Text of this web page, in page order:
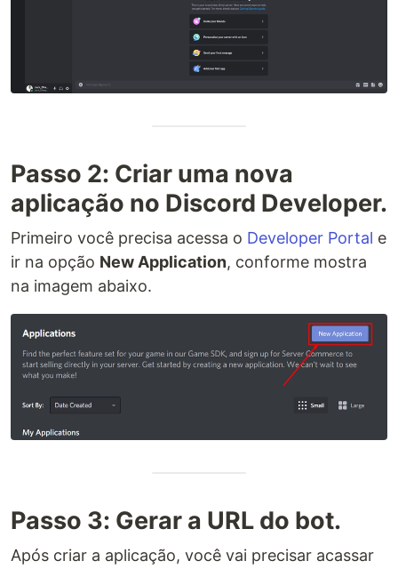
Passo 2: Criar uma nova
aplicação no Discord Developer.
Primeiro você precisa acessa o Developer Portal e
ir na opção New Application, conforme mostra
na imagem abaixo.
Passo 3: Gerar a URL do bot.
Após criar a aplicação, você vai precisar acassar